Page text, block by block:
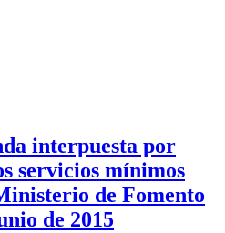
interpuesta por
servicios mínimos
de Fomento
de 2015